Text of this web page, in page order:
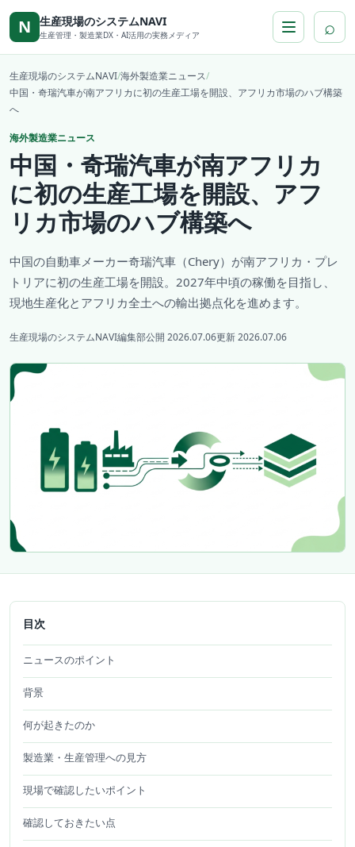
本文へ移動
N 生産現場のシステムNAVI
生産管理・製造業DX・AI活用の実務メディア ⌕
生産現場のシステムNAVI/海外製造業ニュース/
中国・奇瑞汽車が南アフリカに初の生産工場を開設、アフリカ市場のハブ構築
へ
海外製造業ニュース
中国・奇瑞汽車が南アフリカ
に初の生産工場を開設、アフ
リカ市場のハブ構築へ
中国の自動車メーカー奇瑞汽車（Chery）が南アフリカ・プレ
トリアに初の生産工場を開設。2027年中頃の稼働を目指し、
現地生産化とアフリカ全土への輸出拠点化を進めます。
生産現場のシステムNAVI編集部公開 2026.07.06更新 2026.07.06
目次
ニュースのポイント
背景
何が起きたのか
製造業・生産管理への見方
現場で確認したいポイント
確認しておきたい点